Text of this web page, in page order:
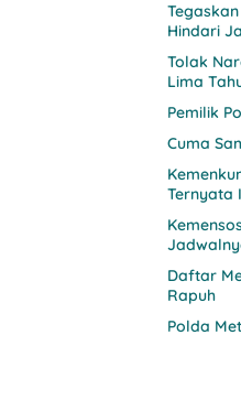
Hindari
Tolak
Lima
Pemilik
Cuma
Ternyata
Daftar
Rapuh
Polda